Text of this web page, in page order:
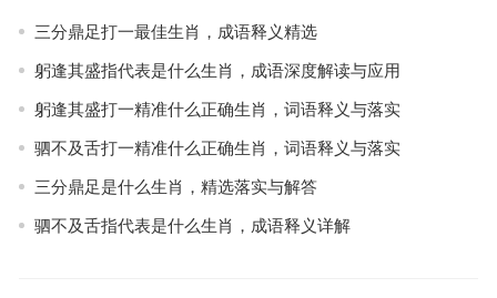
三分鼎足打一最佳生肖，成语释义精选
躬逢其盛指代表是什么生肖，成语深度解读与应用
躬逢其盛打一精准什么正确生肖，词语释义与落实
驷不及舌打一精准什么正确生肖，词语释义与落实
三分鼎足是什么生肖，精选落实与解答
驷不及舌指代表是什么生肖，成语释义详解